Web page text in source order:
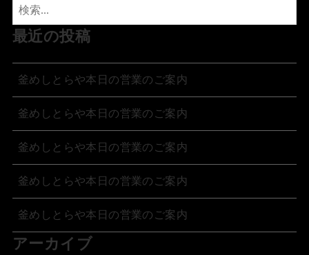
最近の投稿
釜めしとらや本日の営業のご案内
釜めしとらや本日の営業のご案内
釜めしとらや本日の営業のご案内
釜めしとらや本日の営業のご案内
釜めしとらや本日の営業のご案内
アーカイブ